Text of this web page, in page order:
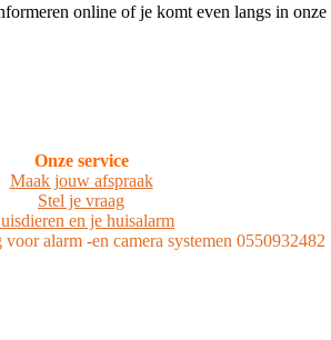
online of je komt even langs in onze
Onze service
Maak jouw afspraak
Stel je vraag
en je huisalarm
alarm -en camera systemen 0550932482